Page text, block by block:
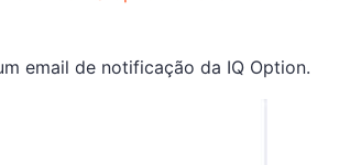
email de notificação da IQ Option.